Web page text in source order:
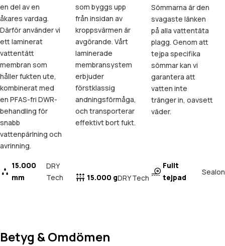
en del av en
åkares vardag.
Därför använder vi
ett laminerat
vattentätt
membran som
håller fukten ute,
kombinerat med
en PFAS-fri DWR-
behandling för
snabb
vattenpärlning och
avrinning.
15.000
mm
DRY
Tech
som byggs upp
från insidan av
kroppsvärmen är
avgörande. Vårt
laminerade
membransystem
erbjuder
förstklassig
andningsförmåga,
och transporterar
effektivt bort fukt.
15.000 gDRY Tech
Sömmarna är den
svagaste länken
på alla vattentäta
plagg. Genom att
tejpa specifika
sömmar kan vi
garantera att
vatten inte
tränger in, oavsett
väder.
Fullt
tejpad
Sealon
Betyg & Omdömen